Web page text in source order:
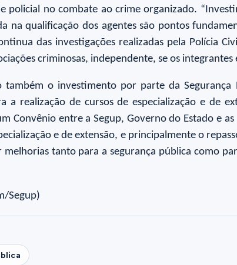
policial no combate ao crime organizado.
na qualificação dos agentes são pontos
das investigações realizadas pela Polícia
criminosas, independente, se os
também o investimento por parte da
a realização de cursos de especialização e de
Convênio entre a Segup, Governo do Estado e
e de extensão, e principalmente o
tanto para a segurança pública como
Segup)